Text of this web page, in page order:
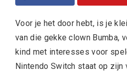
Voor je het door hebt, is je
van die gekke clown Bumba,
kind met interesses voor
Nintendo Switch staat op zijn